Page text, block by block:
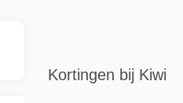
Kortingen bij Kiwi